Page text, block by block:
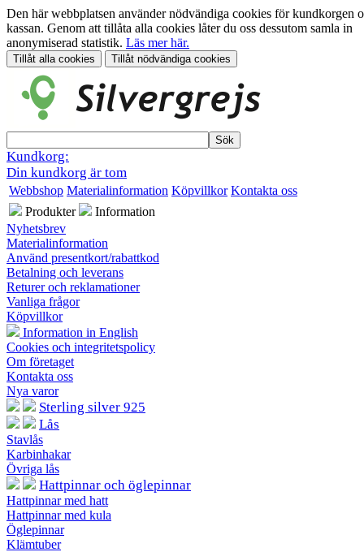
Den här webbplatsen använder nödvändiga cookies för kundkorgen
kassan. Genom att tillåta alla cookies låter du oss dessutom samla in
anonymiserad statistik. Läs mer här.
Kundkorg:
Din kundkorg är tom
Webbshop Materialinformation Köpvillkor Kontakta oss
Produkter
Information
Nyhetsbrev
Materialinformation
Använd presentkort/rabattkod
Betalning och leverans
Returer och reklamationer
Vanliga frågor
Köpvillkor
Information in English
Cookies och integritetspolicy
Om företaget
Kontakta oss
Nya varor
Sterling silver 925
Lås
Stavlås
Karbinhakar
Övriga lås
Hattpinnar och öglepinnar
Hattpinnar med hatt
Hattpinnar med kula
Öglepinnar
Klämtuber